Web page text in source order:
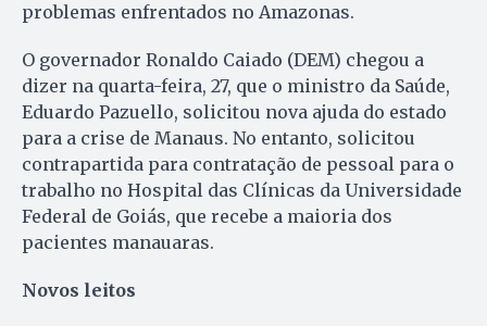
problemas enfrentados no Amazonas.
O governador Ronaldo Caiado (DEM) chegou a
dizer na quarta-feira, 27, que o ministro da Saúde,
Eduardo Pazuello, solicitou nova ajuda do estado
para a crise de Manaus. No entanto, solicitou
contrapartida para contratação de pessoal para o
trabalho no Hospital das Clínicas da Universidade
Federal de Goiás, que recebe a maioria dos
pacientes manauaras.
Novos leitos